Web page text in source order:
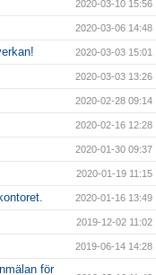
2020-03-10 15:56
2020-03-06 14:48
2020-03-03 15:01
2020-03-03 13:26
2020-02-28 09:14
2020-02-16 12:28
2020-01-30 09:37
2020-01-19 11:15
2020-01-16 13:49
2019-12-02 11:02
2019-06-14 14:28
för